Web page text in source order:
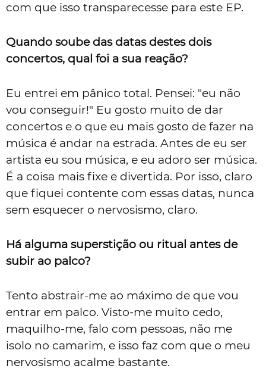
com que isso transparecesse para este EP.
Quando soube das datas destes dois
concertos, qual foi a sua reação?
Eu entrei em pânico total. Pensei: "eu não
vou conseguir!" Eu gosto muito de dar
concertos e o que eu mais gosto de fazer na
música é andar na estrada. Antes de eu ser
artista eu sou música, e eu adoro ser música.
É a coisa mais fixe e divertida. Por isso, claro
que fiquei contente com essas datas, nunca
sem esquecer o nervosismo, claro.
Há alguma superstição ou ritual antes de
subir ao palco?
Tento abstrair-me ao máximo de que vou
entrar em palco. Visto-me muito cedo,
maquilho-me, falo com pessoas, não me
isolo no camarim, e isso faz com que o meu
nervosismo acalme bastante.